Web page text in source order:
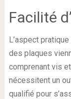
Facilité
L’aspect
des plaques
comprenant vis
nécessitent un
qualifié pour